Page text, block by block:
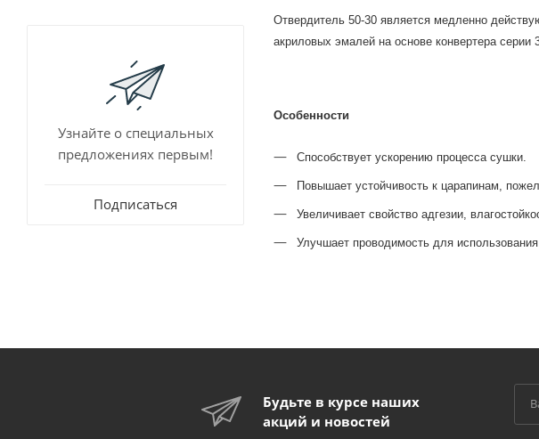
Отвердитель 50-30 является медленно
акриловых эмалей на основе конвертера
Особенности
Способствует ускорению процесса сушки.
Повышает устойчивость к царапинам,
Увеличивает свойство адгезии,
Улучшает проводимость для
Узнайте о специальных
предложениях первым!
Подписаться
Будьте в курсе наших
акций и новостей